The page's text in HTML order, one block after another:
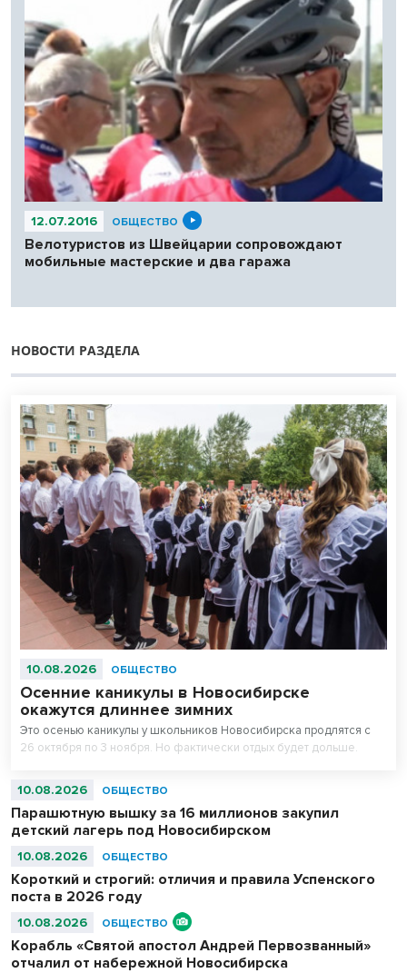
12.07.2016 ОБЩЕСТВО
Велотуристов из Швейцарии сопровождают
мобильные мастерские и два гаража
НОВОСТИ РАЗДЕЛА
10.08.2026 ОБЩЕСТВО
Осенние каникулы в Новосибирске
окажутся длиннее зимних
Это осенью каникулы у школьников Новосибирска продлятся с
26 октября по 3 ноября. Но фактически отдых будет дольше.
10.08.2026 ОБЩЕСТВО
Парашютную вышку за 16 миллионов закупил
детский лагерь под Новосибирском
10.08.2026 ОБЩЕСТВО
Короткий и строгий: отличия и правила Успенского
поста в 2026 году
10.08.2026 ОБЩЕСТВО
Корабль «Святой апостол Андрей Первозванный»
отчалил от набережной Новосибирска